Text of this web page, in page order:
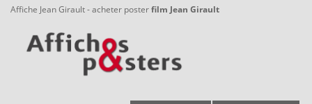
Affiche Jean Girault - acheter posterfilm Jean Girault